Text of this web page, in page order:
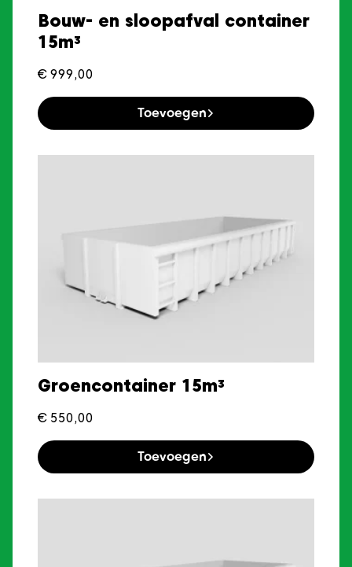
Bouw- en sloopafval container
15m³
€ 999,00
Toevoegen
Groencontainer 15m³
€ 550,00
Toevoegen